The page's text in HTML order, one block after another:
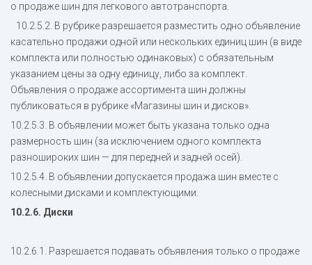
о продаже шин для легкового автотранспорта.
10.2.5.2. В рубрике разрешается разместить одно объявление
касательно продажи одной или нескольких единиц шин (в виде
комплекта или полностью одинаковых) с обязательным
указанием цены за одну единицу, либо за комплект.
Объявления о продаже ассортимента шин должны
публиковаться в рубрике «Магазины шин и дисков».
10.2.5.3. В объявлении может быть указана только одна
размерность шин (за исключением одного комплекта
разношироких шин — для передней и задней осей).
10.2.5.4. В объявлении допускается продажа шин вместе с
колесными дисками и комплектующими.
10.2.6. Диски
10.2.6.1. Разрешается подавать объявления только о продаже